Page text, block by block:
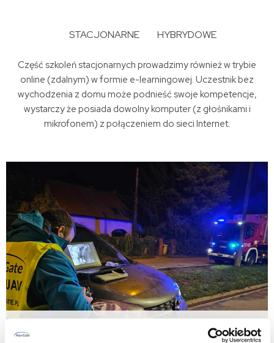
STACJONARNE HYBRYDOWE
Część szkoleń stacjonarnych prowadzimy również w trybie
online (zdalnym) w formie e-learningowej. Uczestnik bez
wychodzenia z domu może podnieść swoje kompetencje,
wystarczy że posiada dowolny komputer (z głośnikami i
mikrofonem) z połączeniem do sieci Internet.
Operacyjne wykorzystanie